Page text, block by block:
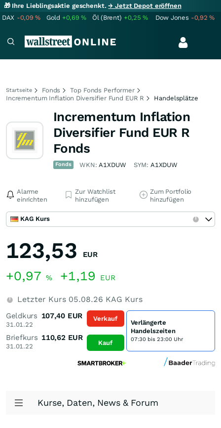
🎁 Ihre Lieblingsaktie geschenkt.→ Jetzt Depot eröffnen
DAX -0,09% Gold +0,69% Öl (Brent) +0,25% Dow Jones -0,92%
Startseite Fonds
Top Fonds Performer
Incrementum Inflation Diversifier Fund EUR R
Handelsplätze
Incrementum Inflation
Diversifier Fund EUR R
Fonds
Fonds WKN:A1XDUW SYM: A1XDUW
Alarme
einrichten
Zur Watchlist
hinzufügen
Zum Portfolio
hinzufügen
KAG Kurs
123,53 EUR
+0,97 % +1,19 EUR
Letzter Kurs 05.08.26 KAG Kurs
Geldkurs
31.01.22
107,40 EUR
Briefkurs
31.01.22
110,62 EUR
Verkauf
Kauf
Verlängerte
Handelszeiten
07:30 bis 23:00 Uhr
Kurse, Daten, News & Forum